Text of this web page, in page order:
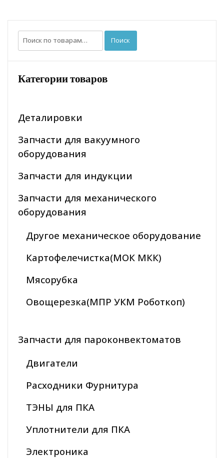
Искать: Поиск
Категории товаров
Деталировки
Запчасти для вакуумного
оборудования
Запчасти для индукции
Запчасти для механического
оборудования
Другое механическое оборудование
Картофелечистка(МОК МКК)
Мясорубка
Овощерезка(МПР УКМ Роботкоп)
Запчасти для пароконвектоматов
Двигатели
Расходники Фурнитура
ТЭНЫ для ПКА
Уплотнители для ПКА
Электроника